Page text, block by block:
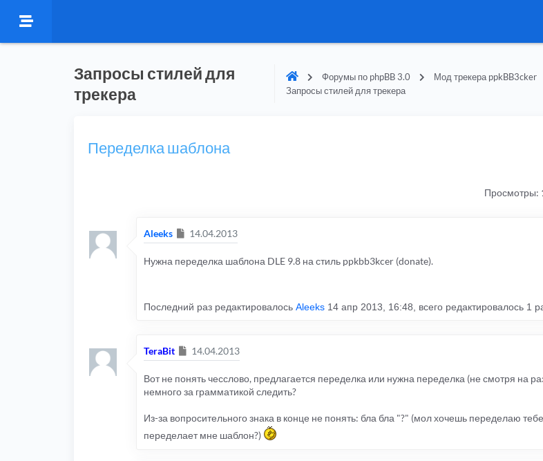
Запросы стилей для
трекера
Форумы по phpBB 3.0 Мод трекера ppkBB3cker
Запросы стилей для трекера
Переделка шаблона
Просмотры:
Aleeks Сообщение
14.04.2013
Нужна переделка шаблона DLE 9.8 на стиль ppkbb3kcer (donate).
Последний раз редактировалось Aleeks 14 апр 2013, 16:48, всего редактировалось 1
TeraBit Сообщение
14.04.2013
Вот не понять чесслово, предлагается переделка или нужна переделка (не смотря на
немного за грамматикой следить?
Из-за вопросительного знака в конце не понять: бла бла "?" (мол хочешь переделаю
переделает мне шаблон?)